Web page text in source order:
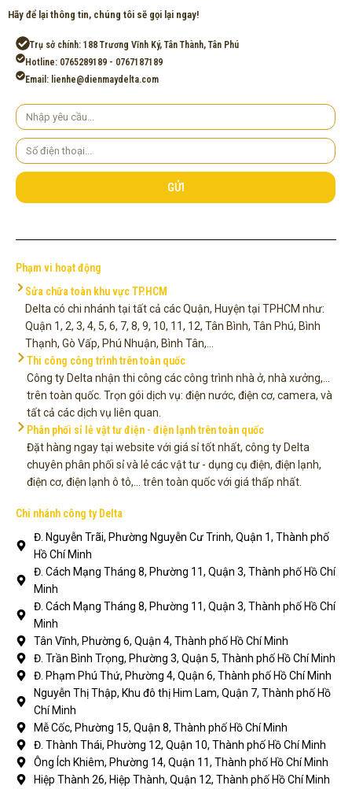
Hãy để lại thông tin, chúng tôi sẽ gọi lại ngay!
Trụ sở chính: 188 Trương Vĩnh Ký, Tân Thành, Tân Phú
Hotline: 0765289189 - 0767187189
Email: lienhe@dienmaydelta.com
Yêu
cầu
Số
điện
thoại
GỬI
Phạm vi hoạt động
Sửa chữa toàn khu vực TP.HCM
Delta có chi nhánh tại tất cả các Quận, Huyện tại TPHCM như:
Quận 1, 2, 3, 4, 5, 6, 7, 8, 9, 10, 11, 12, Tân Bình, Tân Phú, Bình
Thạnh, Gò Vấp, Phú Nhuận, Bình Tân,...
Thi công công trình trên toàn quốc
Công ty Delta nhận thi công các công trình nhà ở, nhà xưởng,...
trên toàn quốc. Trọn gói dịch vụ: điện nước, điện cơ, camera, và
tất cả các dịch vụ liên quan.
Phân phối sỉ lẻ vật tư điện - điện lạnh trên toàn quốc
Đặt hàng ngay tại website với giá sỉ tốt nhất, công ty Delta
chuyên phân phối sỉ và lẻ các vật tư - dụng cụ điện, điện lạnh,
điện cơ, điện lạnh ô tô,... trên toàn quốc với giá thấp nhất.
Chi nhánh công ty Delta
Đ. Nguyễn Trãi, Phường Nguyễn Cư Trinh, Quận 1, Thành phố
Hồ Chí Minh
Đ. Cách Mạng Tháng 8, Phường 11, Quận 3, Thành phố Hồ Chí
Minh
Đ. Cách Mạng Tháng 8, Phường 11, Quận 3, Thành phố Hồ Chí
Minh
Tân Vĩnh, Phường 6, Quận 4, Thành phố Hồ Chí Minh
Đ. Trần Bình Trọng, Phường 3, Quận 5, Thành phố Hồ Chí Minh
Đ. Phạm Phú Thứ, Phường 4, Quận 6, Thành phố Hồ Chí Minh
Nguyễn Thị Thập, Khu đô thị Him Lam, Quận 7, Thành phố Hồ
Chí Minh
Mễ Cốc, Phường 15, Quận 8, Thành phố Hồ Chí Minh
Đ. Thành Thái, Phường 12, Quận 10, Thành phố Hồ Chí Minh
Ông Ích Khiêm, Phường 14, Quận 11, Thành phố Hồ Chí Minh
Hiệp Thành 26, Hiệp Thành, Quận 12, Thành phố Hồ Chí Minh